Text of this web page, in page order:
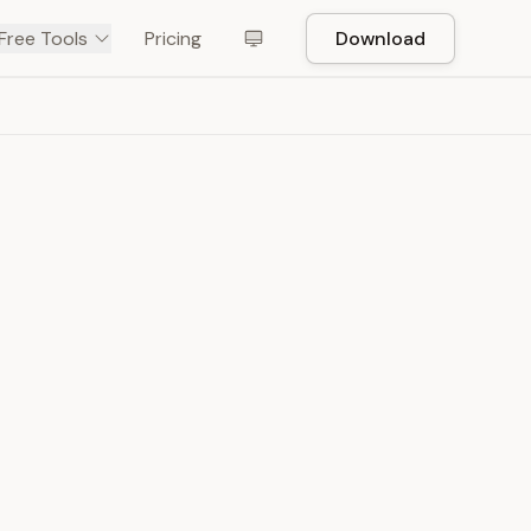
Tools Pricing Download